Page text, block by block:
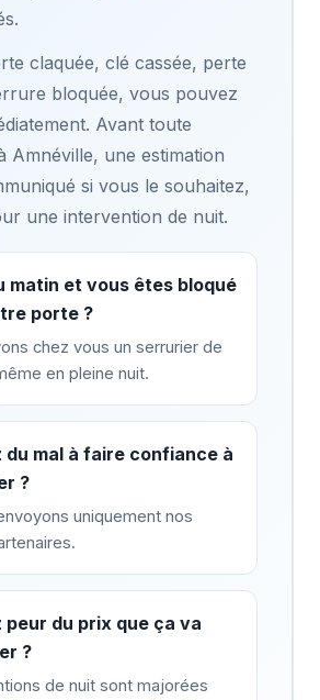
claquée, clé cassée, perte
bloquée, vous pouvez
Avant toute
Amnéville, une estimation
si vous le souhaitez,
une intervention de nuit.
matin et vous êtes bloqué
porte ?
chez vous un serrurier de
en pleine nuit.
du mal à faire confiance à
?
uniquement nos
peur du prix que ça va
?
de nuit sont majorées